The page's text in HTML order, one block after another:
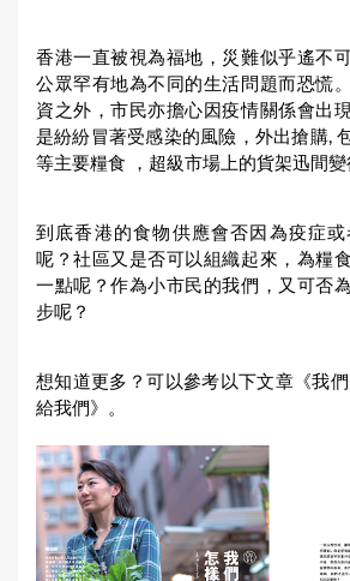
香港一直被視為福地，災難似乎遙不
公眾罕有地為不同的生活問題而恐慌
資之外，市民亦擔心因疫情關係會出
是紛紛冒著受感染的風險，外出搶購,
等主要糧食 ，超級市場上的貨架迅間變
到底香港的食物供應會否因為疫症
呢？社區又是否可以組織起來，為糧
一點呢？作為小市民的我們，又可否
步呢？
想知道更多？可以參考以下文章《我
給我們》。